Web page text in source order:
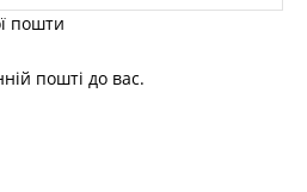
пошти
пошті до вас.